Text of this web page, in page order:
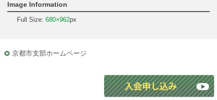
Image Information
Full Size: 680×962px
京都市支部ホームページ